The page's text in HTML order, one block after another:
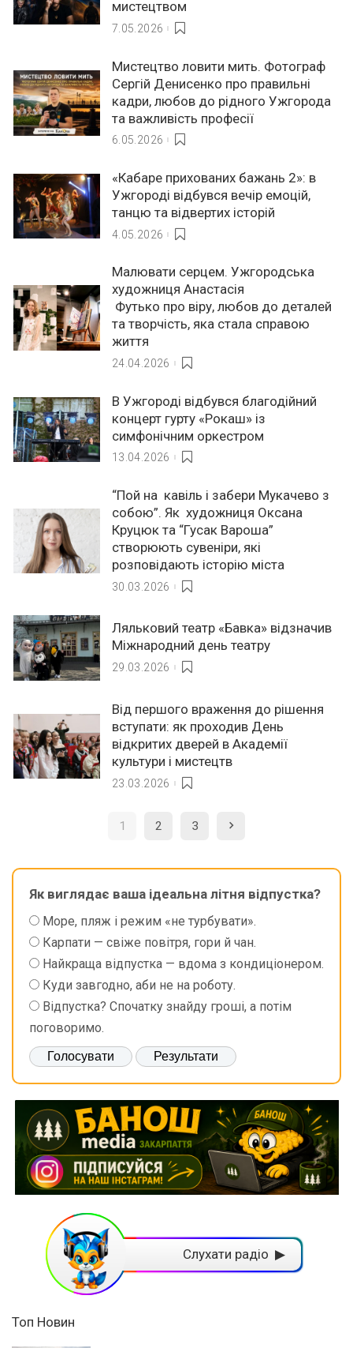
мистецтвом
7.05.2026
Мистецтво ловити мить. Фотограф
Сергій Денисенко про правильні
кадри, любов до рідного Ужгорода
та важливість професії
6.05.2026
«Кабаре прихованих бажань 2»: в
Ужгороді відбувся вечір емоцій,
танцю та відвертих історій
4.05.2026
Малювати серцем. Ужгородська
художниця Анастасія
Футько про віру, любов до деталей
та творчість, яка стала справою
життя
24.04.2026
В Ужгороді відбувся благодійний
концерт гурту «Рокаш» із
симфонічним оркестром
13.04.2026
“Пой на кавіль і забери Мукачево з
собою”. Як художниця Оксана
Круцюк та “Гусак Вароша”
створюють сувеніри, які
розповідають історію міста
30.03.2026
Ляльковий театр «Бавка» відзначив
Міжнародний день театру
29.03.2026
Від першого враження до рішення
вступати: як проходив День
відкритих дверей в Академії
культури і мистецтв
23.03.2026
1 2 3
Як виглядає ваша ідеальна літня відпустка?
Море, пляж і режим «не турбувати».
Карпати — свіже повітря, гори й чан.
Найкраща відпустка — вдома з кондиціонером.
Куди завгодно, аби не на роботу.
Відпустка? Спочатку знайду гроші, а потім
поговоримо.
Слухати радіо ▶
Топ Новин